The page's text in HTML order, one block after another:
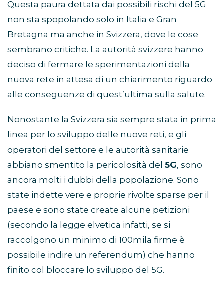
Questa paura dettata dai possibili rischi del 5G
non sta spopolando solo in Italia e Gran
Bretagna ma anche in Svizzera, dove le cose
sembrano critiche. La autorità svizzere hanno
deciso di fermare le sperimentazioni della
nuova rete in attesa di un chiarimento riguardo
alle conseguenze di quest’ultima sulla salute.
Nonostante la Svizzera sia sempre stata in prima
linea per lo sviluppo delle nuove reti, e gli
operatori del settore e le autorità sanitarie
abbiano smentito la pericolosità del 5G, sono
ancora molti i dubbi della popolazione. Sono
state indette vere e proprie rivolte sparse per il
paese e sono state create alcune petizioni
(secondo la legge elvetica infatti, se si
raccolgono un minimo di 100mila firme è
possibile indire un referendum) che hanno
finito col bloccare lo sviluppo del 5G.